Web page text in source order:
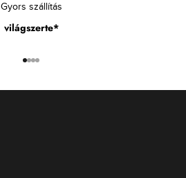
Gyors szállítás
világszerte*
Ugrás a cikkre 1
Ugrás a cikkre 2
Ugrás a cikkre 3
Ugrás a cikkre 4